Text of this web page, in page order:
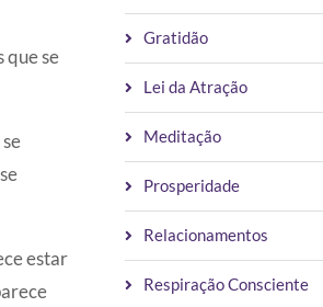
que se
estar
Gratidão
Lei da Atração
Meditação
Prosperidade
Relacionamentos
Respiração Consciente